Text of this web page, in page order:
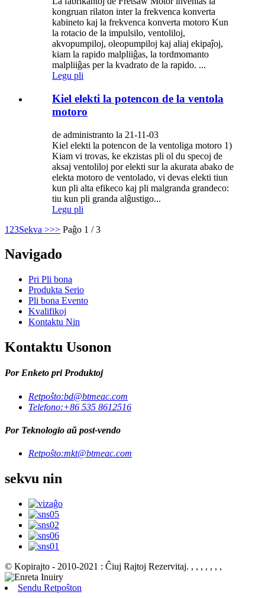
kongruan rilaton inter la frekvenca konverta
kabineto kaj la frekvenca konverta motoro Kun
la rotacio de la impulsilo, ventoliloj,
akvopumpiloj, oleopumpiloj kaj aliaj ekipaĵoj,
kiam la rapido malpliiĝas, la tordmomanto
malpliiĝas per la kvadrato de la rapido. ...
Legu pli
Kiel elekti la potencon de la ventola
motoro
de administranto la 21-11-03
Kiel elekti la potencon de la ventoliga motoro 1)
Kiam vi trovas, ke ekzistas pli ol du specoj de
aksaj ventoliloj por elekti sur la akurata abako de
elekta motoro de ventolado, vi devas elekti tiun
kun pli alta efikeco kaj pli malgranda grandeco:
tiu kun pli granda alĝustigo...
Legu pli
1 23Sekva >>> Paĝo 1 / 3
Navigado
Pri Pli bona
Produkta Serio
Pli bona Evento
Kvalifikoj
Kontaktu Nin
Kontaktu Usonon
Por Enketo pri Produktoj
Retpoŝto:bd@btmeac.com
Telefono:+86 535 8612516
Por Teknologio aŭ post-vendo
Retpoŝto:mkt@btmeac.com
sekvu nin
© Kopirajto - 2010-2021 : Ĉiuj Rajtoj Rezervitaj. , , , , , , ,
Sendu Retpoŝton